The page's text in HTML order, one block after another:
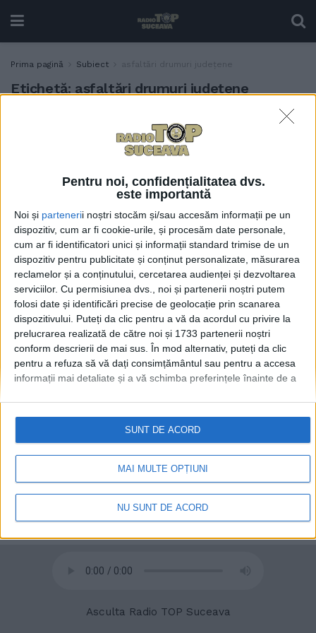
Pentru noi, confidențialitatea dvs.
este importantă
Noi și partenerii noștri stocăm și/sau accesăm informații pe un
dispozitiv, cum ar fi cookie-urile, și procesăm date personale,
cum ar fi identificatori unici și informații standard trimise de un
dispozitiv pentru publicitate și conținut personalizate, măsurarea
reclamelor și a conținutului, cercetarea audienței și dezvoltarea
serviciilor. Cu permisiunea dvs., noi și partenerii noștri putem
folosi date și identificări precise de geolocație prin scanarea
dispozitivului. Puteți da clic pentru a vă da acordul cu privire la
prelucrarea realizată de către noi și 1733 partenerii noștri
conform descrierii de mai sus. În mod alternativ, puteți da clic
pentru a refuza să vă dați consimțământul sau pentru a accesa
informații mai detaliate și a vă schimba preferințele înainte de a
retrageți consimțământul în orice moment, revenind la acest site
și făcând clic pe butonul "Confidențialitate" din partea de jos a
paginii web.
MAI MULTE OPȚIUNI
NU SUNT DE ACORD
SUNT DE ACORD
Prima pagină Subiect asfaltări drumuri județene
Etichetă: asfaltări drumuri județene
Drumul Satu Mare –
Grănicești ar putea fi gata
de asfaltat înainte de
martie 2026 (Foto)
4 IUNIE, 2025
© 2020 Radio TOP Suceava 104 FM
Asculta Radio TOP Suceava